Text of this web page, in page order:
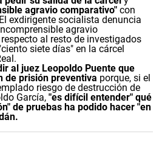
agravio comparativo" con
exdirigente socialista denuncia
agravio
al resto de investigados
ciento siete días" en la cárcel
al juez Leopoldo Puente que
de prisión preventiva porque, si el
riesgo de destrucción de
García, "es difícil entender" qué
de pruebas ha podido hacer "en